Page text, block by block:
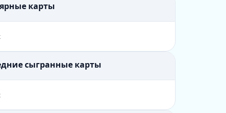
карты
сыгранные карты